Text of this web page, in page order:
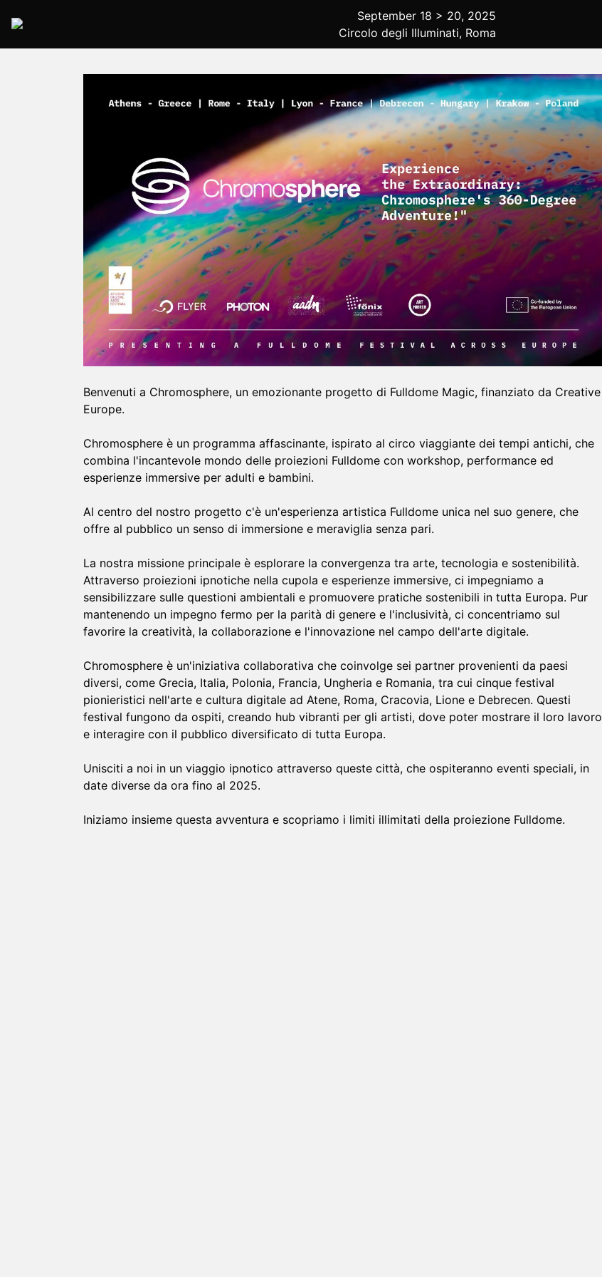
2025 Rome
September 18 > 20, 2025
Circolo degli Illuminati, Roma
Benvenuti a Chromosphere, un emozionante progetto di Fulldome Magic, finanziato da Creative
Europe.
Chromosphere è un programma affascinante, ispirato al circo viaggiante dei tempi antichi, che
combina l'incantevole mondo delle proiezioni Fulldome con workshop, performance ed
esperienze immersive per adulti e bambini.
Al centro del nostro progetto c'è un'esperienza artistica Fulldome unica nel suo genere, che
offre al pubblico un senso di immersione e meraviglia senza pari.
La nostra missione principale è esplorare la convergenza tra arte, tecnologia e sostenibilità.
Attraverso proiezioni ipnotiche nella cupola e esperienze immersive, ci impegniamo a
sensibilizzare sulle questioni ambientali e promuovere pratiche sostenibili in tutta Europa. Pur
mantenendo un impegno fermo per la parità di genere e l'inclusività, ci concentriamo sul
favorire la creatività, la collaborazione e l'innovazione nel campo dell'arte digitale.
Chromosphere è un'iniziativa collaborativa che coinvolge sei partner provenienti da paesi
diversi, come Grecia, Italia, Polonia, Francia, Ungheria e Romania, tra cui cinque festival
pionieristici nell'arte e cultura digitale ad Atene, Roma, Cracovia, Lione e Debrecen. Questi
festival fungono da ospiti, creando hub vibranti per gli artisti, dove poter mostrare il loro lavoro
e interagire con il pubblico diversificato di tutta Europa.
Unisciti a noi in un viaggio ipnotico attraverso queste città, che ospiteranno eventi speciali, in
date diverse da ora fino al 2025.
Iniziamo insieme questa avventura e scopriamo i limiti illimitati della proiezione Fulldome.